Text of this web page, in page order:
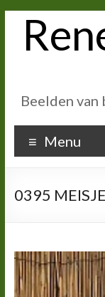
inhoud
Beelden
Menu
0395